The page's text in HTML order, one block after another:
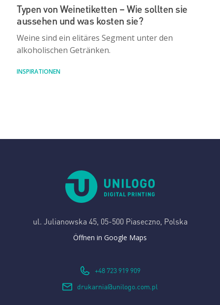
Typen von Weinetiketten – Wie sollten sie
aussehen und was kosten sie?
Weine sind ein elitäres Segment unter den
alkoholischen Getränken.
INSPIRATIONEN
ul. Julianowska 45, 05-500 Piaseczno, Polska
Öffnen in Google Maps
+48 723 919 909
drukarnia@unilogo.com.pl